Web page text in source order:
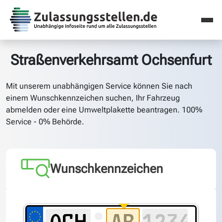
Straßenverkehrsamt Ochsenfurt
Mit unserem unabhängigen Service können Sie nach
einem Wunschkennzeichen suchen, Ihr Fahrzeug
abmelden oder eine Umweltplakette beantragen. 100%
Service - 0% Behörde.
Wunschkennzeichen